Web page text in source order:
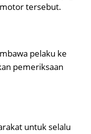
tersebut.
pelaku ke
pemeriksaan
untuk selalu